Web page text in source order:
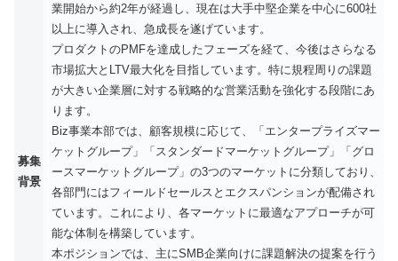
募集
背景
業開始から約2年が経過し、現在は大手中堅企業を中心に600社
以上に導入され、急成長を遂げています。
プロダクトのPMFを達成したフェーズを経て、今後はさらなる
市場拡大とLTV最大化を目指しています。特に規程周りの課題
が大きい企業層に対する戦略的な営業活動を強化する段階にあ
ります。
Biz事業本部では、顧客規模に応じて、「エンタープライズマー
ケットグループ」「スタンダードマーケットグループ」「グロ
ースマーケットグループ」の3つのマーケットに分類しており、
各部門にはフィールドセールスとエクスパンションが配備され
ています。これにより、各マーケットに最適なアプローチが可
能な体制を構築しています。
本ポジションでは、主にSMB企業向けに課題解決の提案を行う